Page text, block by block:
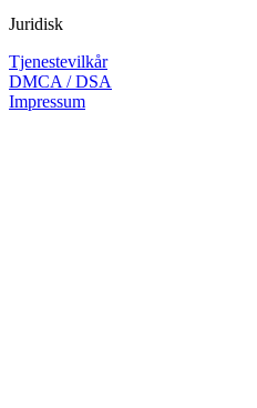
Juridisk
Tjenestevilkår
DMCA / DSA
Impressum